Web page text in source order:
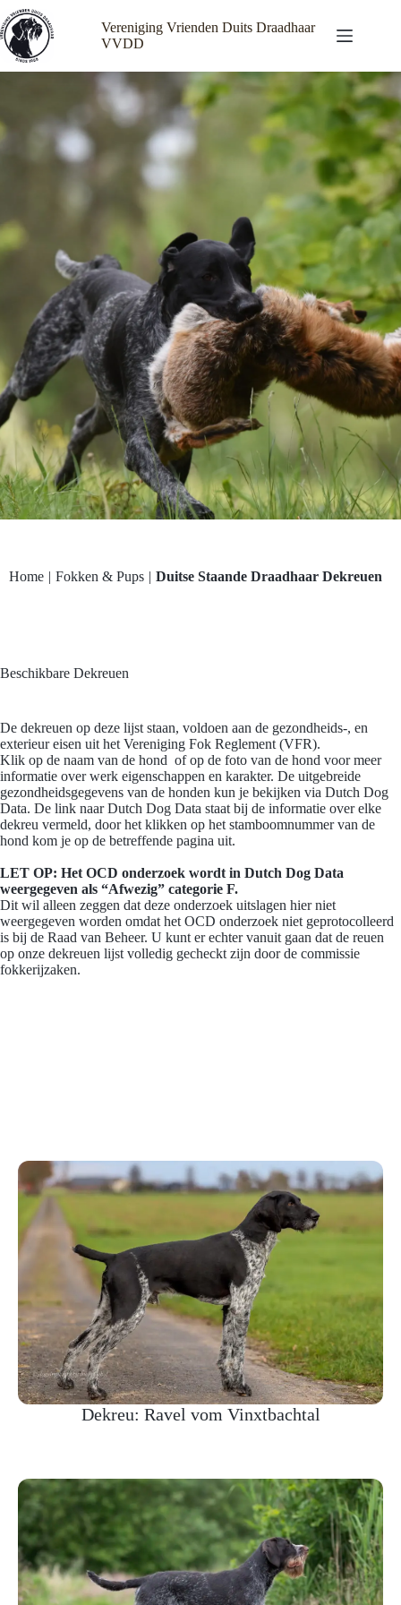
naar
de
inhoud
Vereniging Vrienden Duits Draadhaar
VVDD
Home | Fokken & Pups | Duitse Staande Draadhaar Dekreuen
Beschikbare Dekreuen
De dekreuen op deze lijst staan, voldoen aan de gezondheids-, en
exterieur eisen uit het Vereniging Fok Reglement (VFR).
Klik op de naam van de hond of op de foto van de hond voor meer
informatie over werk eigenschappen en karakter. De uitgebreide
gezondheidsgegevens van de honden kun je bekijken via Dutch Dog
Data. De link naar Dutch Dog Data staat bij de informatie over elke
dekreu vermeld, door het klikken op het stamboomnummer van de
hond kom je op de betreffende pagina uit.
LET OP: Het OCD onderzoek wordt in Dutch Dog Data
weergegeven als “Afwezig” categorie F.
Dit wil alleen zeggen dat deze onderzoek uitslagen hier niet
weergegeven worden omdat het OCD onderzoek niet geprotocolleerd
is bij de Raad van Beheer. U kunt er echter vanuit gaan dat de reuen
op onze dekreuen lijst volledig gecheckt zijn door de commissie
fokkerijzaken.
Dekreu: Ravel vom Vinxtbachtal